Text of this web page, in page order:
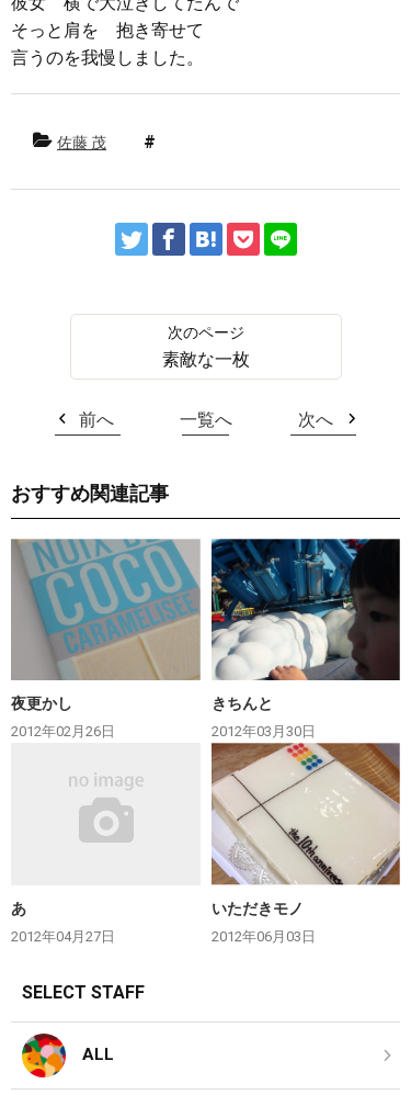
そっと肩を 抱き寄せて
言うのを我慢しました。
佐藤 茂
素敵な一枚
前へ 一覧へ 次へ
おすすめ関連記事
夜更かし
2012年02月26日
きちんと
2012年03月30日
あ
2012年04月27日
いただきモノ
2012年06月03日
SELECT STAFF
ALL